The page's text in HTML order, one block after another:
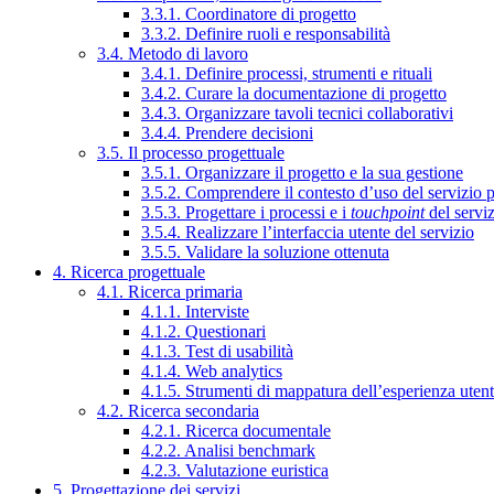
3.3.1. Coordinatore di progetto
3.3.2. Definire ruoli e responsabilità
3.4. Metodo di lavoro
3.4.1. Definire processi, strumenti e rituali
3.4.2. Curare la documentazione di progetto
3.4.3. Organizzare tavoli tecnici collaborativi
3.4.4. Prendere decisioni
3.5. Il processo progettuale
3.5.1. Organizzare il progetto e la sua gestione
3.5.2. Comprendere il contesto d’uso del servizio
3.5.3. Progettare i processi e i touchpointdel
3.5.4. Realizzare l’interfaccia utente del servizio
3.5.5. Validare la soluzione ottenuta
4. Ricerca progettuale
4.1. Ricerca primaria
4.1.1. Interviste
4.1.2. Questionari
4.1.3. Test di usabilità
4.1.4. Web analytics
4.1.5. Strumenti di mappatura dell’esperienza
4.2. Ricerca secondaria
4.2.1. Ricerca documentale
4.2.2. Analisi benchmark
4.2.3. Valutazione euristica
5. Progettazione dei servizi